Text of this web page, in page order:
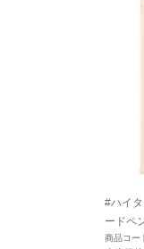
#ハイ
ードペ
商品コ